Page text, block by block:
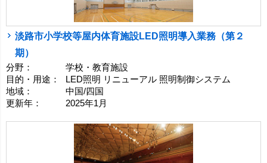
淡路市小学校等屋内体育施設LED照明導入業務（第２
期）
分野：
学校・教育施設
目的・用途：
LED照明 リニューアル 照明制御システム
地域：
中国/四国
更新年：
2025年1月